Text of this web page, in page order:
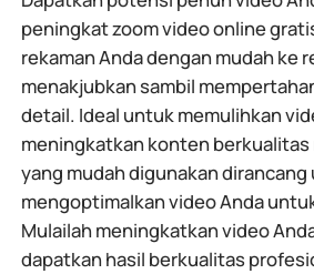
peningkat zoom video online
rekaman Anda dengan mudah ke
menakjubkan sambil
detail. Ideal untuk memulihkan
meningkatkan konten berkualitas
yang mudah digunakan
mengoptimalkan video Anda
Mulailah meningkatkan video
dapatkan hasil berkualitas